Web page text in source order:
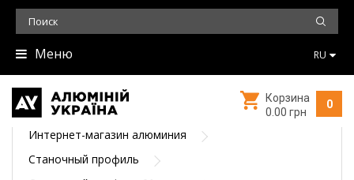
Меню RU
0
Корзина
0.00 грн
Интернет-магазин алюминия
Станочный профиль